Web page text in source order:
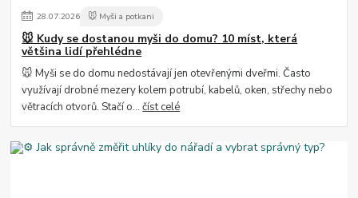
28.07.2026 🐭 Myši a potkani
🐭 Kudy se dostanou myši do domu? 10 míst, která
většina lidí přehlédne
🐭 Myši se do domu nedostávají jen otevřenými dveřmi. Často
využívají drobné mezery kolem potrubí, kabelů, oken, střechy nebo
větracích otvorů. Stačí o...číst celé